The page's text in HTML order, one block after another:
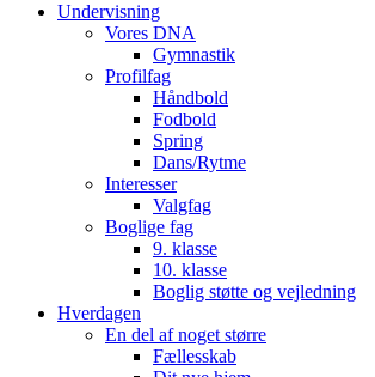
Undervisning
Vores DNA
Gymnastik
Profilfag
Håndbold
Fodbold
Spring
Dans/Rytme
Interesser
Valgfag
Boglige fag
9. klasse
10. klasse
Boglig støtte og vejledning
Hverdagen
En del af noget større
Fællesskab